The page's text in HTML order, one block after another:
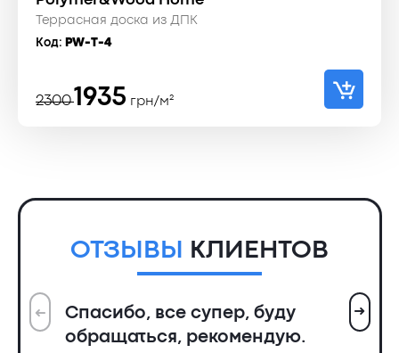
Террасная доска из ДПК
Код: PW-T-4
2300
Первоначальная
1935
Текущаягрн/м²
ОТЗЫВЫ КЛИЕНТОВ
Спасибо, все супер, буду
обращаться, рекомендую.
➜ ➜